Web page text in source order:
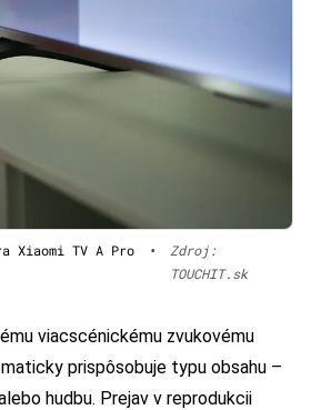
Xiaomi TV A Pro
•
Zdroj:
TOUCHIT.sk
viacscénickému zvukovému
prispôsobuje typu obsahu –
hudbu. Prejav v reprodukcii